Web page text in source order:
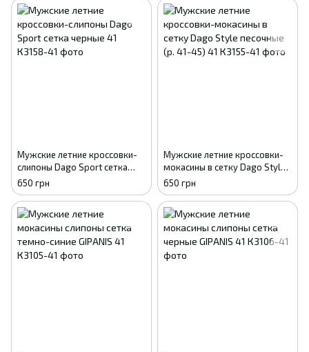
Мужские летние кроссовки-
слипоны Dago Sport сетка
черные 41
650 грн
Мужские летние кроссовки-
мокасины в сетку Dago Style
песочные (р. 41-45) 41
650 грн